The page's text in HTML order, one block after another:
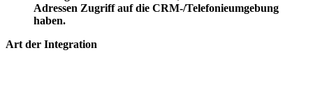
Adressen Zugriff auf die CRM-/Telefonieumgebung
haben.
Art der Integration